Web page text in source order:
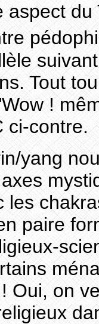
aspect
Tout
!
ci-contre.
yang
les
paire
Oui, on